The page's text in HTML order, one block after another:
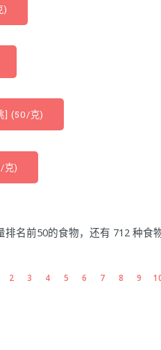
)
] (50/克)
克)
排名前50的食物，还有 712 种食
2 3 4 5 6 7 8 9